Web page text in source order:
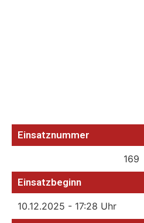
Einsatznummer
169
Einsatzbeginn
10.12.2025 - 17:28 Uhr